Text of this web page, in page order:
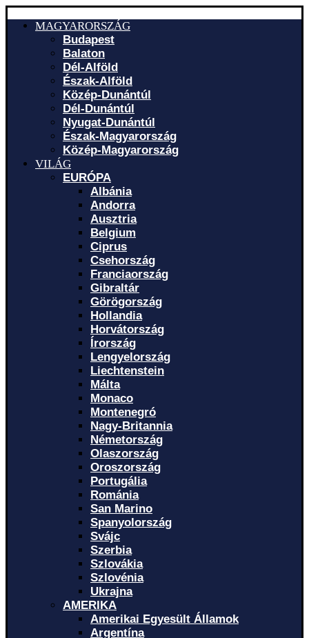
MAGYARORSZÁG
Budapest
Balaton
Dél-Alföld
Észak-Alföld
Közép-Dunántúl
Dél-Dunántúl
Nyugat-Dunántúl
Észak-Magyarország
Közép-Magyarország
VILÁG
EURÓPA
Albánia
Andorra
Ausztria
Belgium
Ciprus
Csehország
Franciaország
Gibraltár
Görögország
Hollandia
Horvátország
Írország
Lengyelország
Liechtenstein
Málta
Monaco
Montenegró
Nagy-Britannia
Németország
Olaszország
Oroszország
Portugália
Románia
San Marino
Spanyolország
Svájc
Szerbia
Szlovákia
Szlovénia
Ukrajna
AMERIKA
Amerikai Egyesült Államok
Argentína